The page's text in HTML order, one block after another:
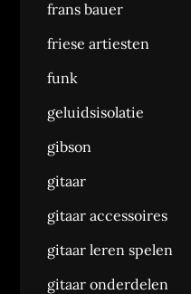
frans bauer
friese artiesten
funk
geluidsisolatie
gibson
gitaar
gitaar accessoires
gitaar leren spelen
gitaar onderdelen